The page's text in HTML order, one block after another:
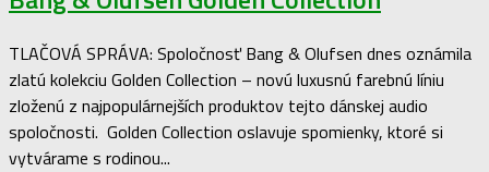
TLAČOVÁ SPRÁVA: Spoločnosť Bang & Olufsen dnes oznámila
zlatú kolekciu Golden Collection – novú luxusnú farebnú líniu
zloženú z najpopulárnejších produktov tejto dánskej audio
spoločnosti. Golden Collection oslavuje spomienky, ktoré si
vytvárame s rodinou...